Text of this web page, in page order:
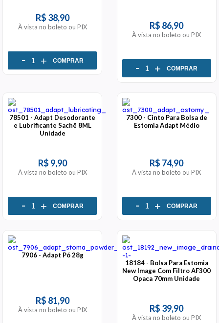
R$ 38,90
À vista no boleto ou PIX
- + COMPRAR
R$ 86,90
À vista no boleto ou PIX
- + COMPRAR
78501 - Adapt Desodorante
e Lubrificante Sachê 8ML
Unidade
R$ 9,90
À vista no boleto ou PIX
- + COMPRAR
7300 - Cinto Para Bolsa de
Estomia Adapt Médio
R$ 74,90
À vista no boleto ou PIX
- + COMPRAR
7906 - Adapt Pó 28g
R$ 81,90
À vista no boleto ou PIX
18184 - Bolsa Para Estomia
New Image Com Filtro AF300
Opaca 70mm Unidade
R$ 39,90
À vista no boleto ou PIX